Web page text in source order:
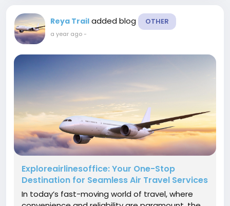
Reya Trail added blog OTHER
a year ago-
Exploreairlinesoffice: Your One-Stop
Destination for Seamless Air Travel Services
In today’s fast-moving world of travel, where